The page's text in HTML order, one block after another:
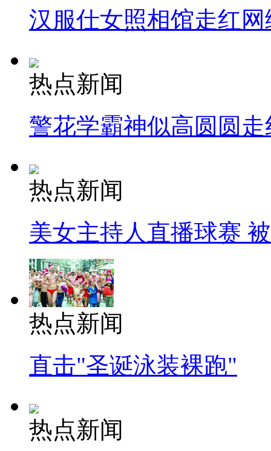
汉服仕女照相馆走红网
热点新闻
警花学霸神似高圆圆走
热点新闻
美女主持人直播球赛
热点新闻
直击"圣诞泳装裸跑"
热点新闻